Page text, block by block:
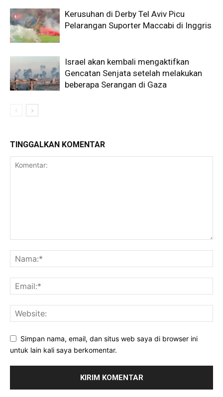
Kerusuhan di Derby Tel Aviv Picu
Pelarangan Suporter Maccabi di Inggris
Israel akan kembali mengaktifkan
Gencatan Senjata setelah melakukan
beberapa Serangan di Gaza
TINGGALKAN KOMENTAR
Simpan nama, email, dan situs web saya di browser ini
untuk lain kali saya berkomentar.